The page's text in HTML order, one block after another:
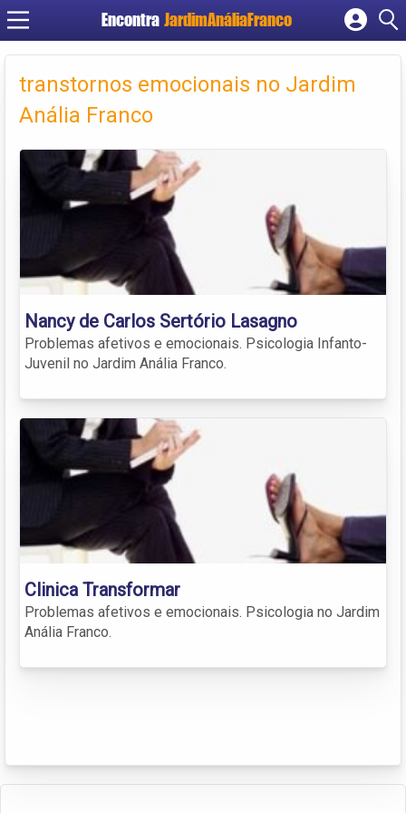
Encontra JardimAnáliaFranco
Cadastrar empresa
Criar conta
transtornos emocionais no Jardim
Anália Franco
Nancy de Carlos Sertório Lasagno
Problemas afetivos e emocionais. Psicologia Infanto-
Juvenil no Jardim Anália Franco.
Clinica Transformar
Problemas afetivos e emocionais. Psicologia no Jardim
Anália Franco.